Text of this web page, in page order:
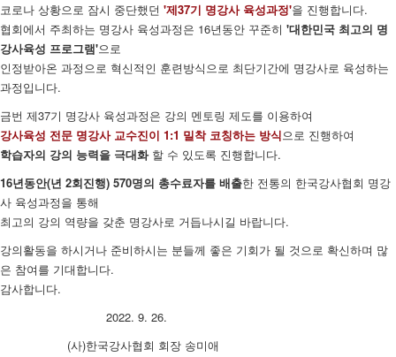
코로나 상황으로 잠시 중단했던 '제37기 명강사 육성과정'을 진행합니다.
협회에서 주최하는 명강사 육성과정은 16년동안 꾸준히 '대한민국 최고의 명
강사육성 프로그램'으로
인정받아온 과정으로 혁신적인 훈련방식으로 최단기간에 명강사로 육성하는
과정입니다.
금번 제37기 명강사 육성과정은 강의 멘토링 제도를 이용하여
강사육성 전문 명강사 교수진이 1:1 밀착 코칭하는 방식으로 진행하여
학습자의 강의 능력을 극대화할 수 있도록 진행합니다.
16년동안(년 2회진행) 570명의 총수료자를 배출한 전통의 한국강사협회 명강
사 육성과정을 통해
최고의 강의 역량을 갖춘 명강사로 거듭나시길 바랍니다.
강의활동을 하시거나 준비하시는 분들께 좋은 기회가 될 것으로 확신하며 많
은 참여를 기대합니다.
감사합니다.
2022. 9. 26.
(사)한국강사협회 회장 송미애